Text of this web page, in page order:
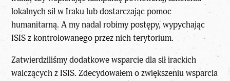
lokalnych sił w Iraku lub dostarczając pomoc
humanitarną. A my nadal robimy postępy, wypychając
ISIS z kontrolowanego przez nich terytorium.
Zatwierdziliśmy dodatkowe wsparcie dla sił irackich
walczących z ISIS. Zdecydowałem o zwiększeniu wsparcia